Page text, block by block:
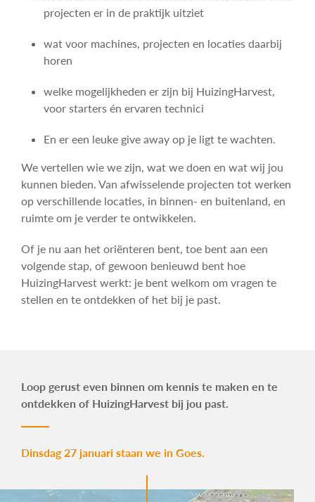
Loop gerust even binnen om kennis te maken en te
ontdekken of HuizingHarvest bij jou past.
Dinsdag 27 januari staan we in Goes.
projecten er in de praktijk uitziet
wat voor machines, projecten en locaties daarbij
horen
welke mogelijkheden er zijn bij HuizingHarvest,
voor starters én ervaren technici
En er een leuke give away op je ligt te wachten.
We vertellen wie we zijn, wat we doen en wat wij jou
kunnen bieden. Van afwisselende projecten tot werken
op verschillende locaties, in binnen- en buitenland, en
ruimte om je verder te ontwikkelen.
Of je nu aan het oriënteren bent, toe bent aan een
volgende stap, of gewoon benieuwd bent hoe
HuizingHarvest werkt: je bent welkom om vragen te
stellen en te ontdekken of het bij je past.